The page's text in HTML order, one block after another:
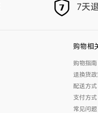
7天
购物相
购物指南
退换货
配送方式
支付方式
常见问题